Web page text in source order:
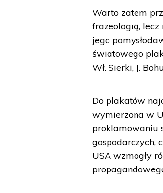
Warto zatem
frazeologią,
jego
światowego
Wł. Sierki, J.
Do plakatów
wymierzona w
proklamowaniu
gospodarczych,
USA wzmogły